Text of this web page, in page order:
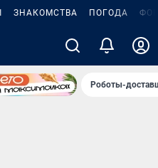
ЗНАКОМСТВА ПОГОДА
Роботы-